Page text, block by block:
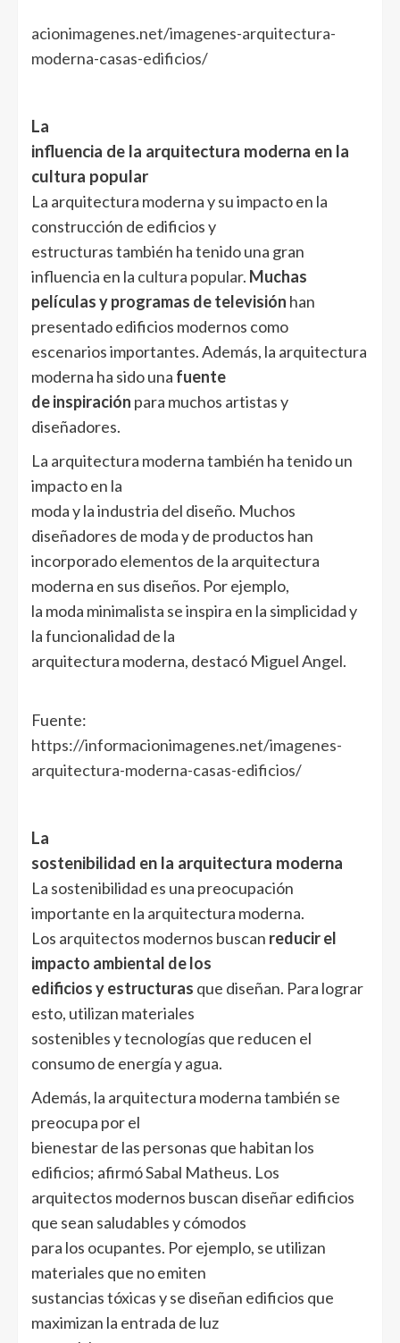
acionimagenes.net/imagenes-arquitectura-
moderna-casas-edificios/
La
influencia de la arquitectura moderna en la
cultura popular
La arquitectura moderna y su impacto en la
construcción de edificios y
estructuras también ha tenido una gran
influencia en la cultura popular. Muchas
películas y programas de televisión han
presentado edificios modernos como
escenarios importantes. Además, la arquitectura
moderna ha sido una fuente
de inspiración para muchos artistas y
diseñadores.
La arquitectura moderna también ha tenido un
impacto en la
moda y la industria del diseño. Muchos
diseñadores de moda y de productos han
incorporado elementos de la arquitectura
moderna en sus diseños. Por ejemplo,
la moda minimalista se inspira en la simplicidad y
la funcionalidad de la
arquitectura moderna, destacó Miguel Angel.
Fuente:
https://informacionimagenes.net/imagenes-
arquitectura-moderna-casas-edificios/
La
sostenibilidad en la arquitectura moderna
La sostenibilidad es una preocupación
importante en la arquitectura moderna.
Los arquitectos modernos buscan reducir el
impacto ambiental de los
edificios y estructuras que diseñan. Para lograr
esto, utilizan materiales
sostenibles y tecnologías que reducen el
consumo de energía y agua.
Además, la arquitectura moderna también se
preocupa por el
bienestar de las personas que habitan los
edificios; afirmó Sabal Matheus. Los
arquitectos modernos buscan diseñar edificios
que sean saludables y cómodos
para los ocupantes. Por ejemplo, se utilizan
materiales que no emiten
sustancias tóxicas y se diseñan edificios que
maximizan la entrada de luz